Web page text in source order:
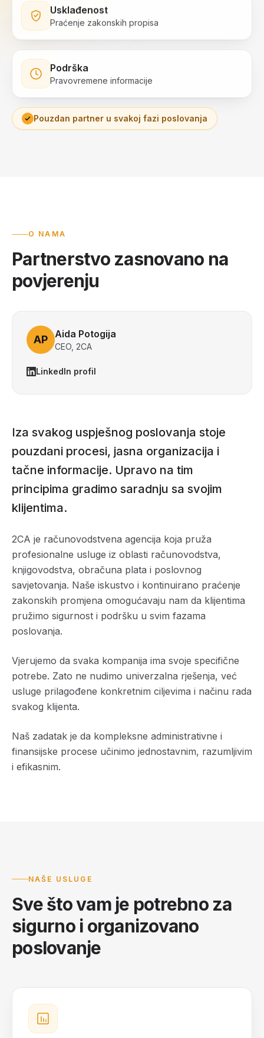
Usklađenost
Praćenje zakonskih propisa
Podrška
Pravovremene informacije
Pouzdan partner u svakoj fazi poslovanja
O NAMA
Partnerstvo zasnovano na
povjerenju
AP Aida Potogija
CEO, 2CA
LinkedIn profil
Iza svakog uspješnog poslovanja stoje
pouzdani procesi, jasna organizacija i
tačne informacije. Upravo na tim
principima gradimo saradnju sa svojim
klijentima.
2CA je računovodstvena agencija koja pruža
profesionalne usluge iz oblasti računovodstva,
knjigovodstva, obračuna plata i poslovnog
savjetovanja. Naše iskustvo i kontinuirano praćenje
zakonskih promjena omogućavaju nam da klijentima
pružimo sigurnost i podršku u svim fazama
poslovanja.
Vjerujemo da svaka kompanija ima svoje specifične
potrebe. Zato ne nudimo univerzalna rješenja, već
usluge prilagođene konkretnim ciljevima i načinu rada
svakog klijenta.
Naš zadatak je da kompleksne administrativne i
finansijske procese učinimo jednostavnim, razumljivim
i efikasnim.
NAŠE USLUGE
Sve što vam je potrebno za
sigurno i organizovano
poslovanje